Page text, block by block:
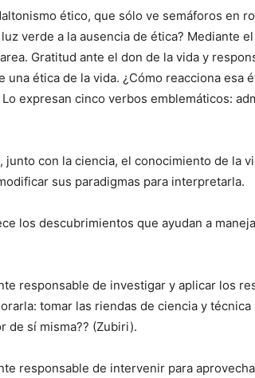
ético, que sólo ve semáforos en
verde a la ausencia de ética? Mediante
Gratitud ante el don de la vida y
una ética de la vida. ¿Cómo reacciona esa
expresan cinco verbos emblemáticos:
junto con la ciencia, el conocimiento de la
sus paradigmas para interpretarla.
los descubrimientos que ayudan a
responsable de investigar y aplicar los
tomar las riendas de ciencia y
de sí misma?? (Zubiri).
responsable de intervenir para